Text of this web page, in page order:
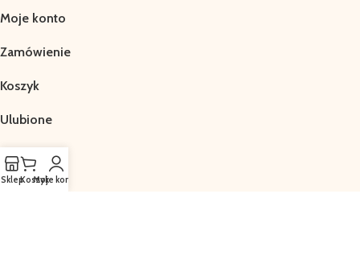
Moje konto
Zamówienie
Koszyk
Ulubione
SklepKoszykMoje konto